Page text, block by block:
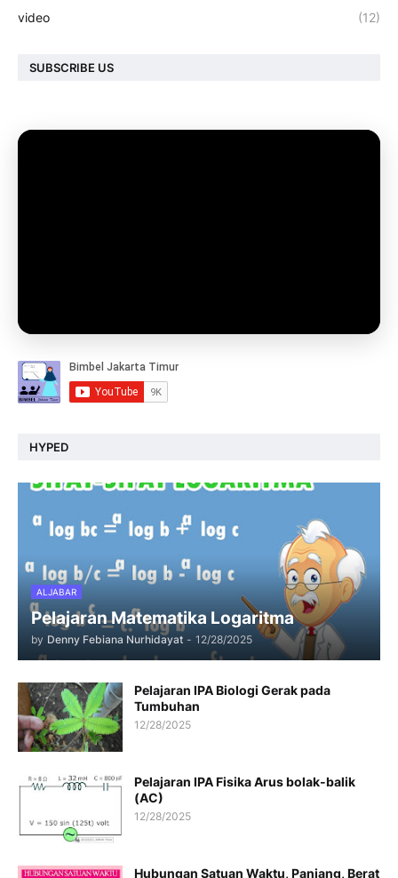
video (12)
SUBSCRIBE US
HYPED
ALJABAR
Pelajaran Matematika Logaritma
by Denny Febiana Nurhidayat - 12/28/2025
Pelajaran IPA Biologi Gerak pada
Tumbuhan
12/28/2025
Pelajaran IPA Fisika Arus bolak-balik
(AC)
12/28/2025
Hubungan Satuan Waktu, Panjang, Berat